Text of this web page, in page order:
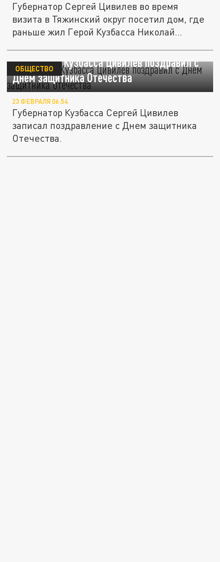
Губернатор Сергей Цивилев во время
визита в Тяжинский округ посетил дом, где
раньше жил Герой Кузбасса Николай...
Губернатор Кузбасса Цивилев поздравил с
Днем защитника Отечества
ОБЩЕСТВО
23 ФЕВРАЛЯ 06:54
Губернатор Кузбасса Сергей Цивилев
записал поздравление с Днем защитника
Отечества.